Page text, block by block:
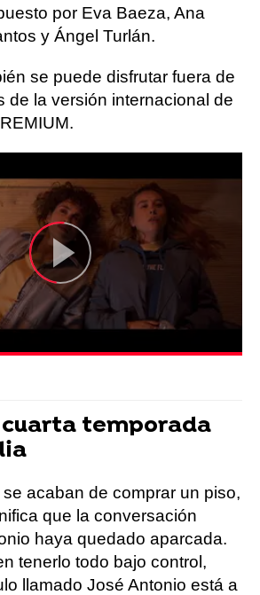
por Eva Baeza, Ana
y Ángel Turlán.
se puede disfrutar fuera de
de la versión internacional de
cuarta temporada
acaban de comprar un piso,
que la conversación
haya quedado aparcada.
tenerlo todo bajo control,
llamado José Antonio está a